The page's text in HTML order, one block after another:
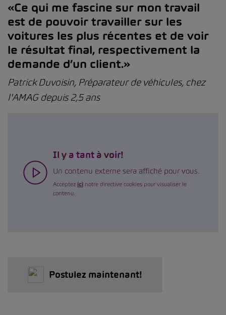
«Ce qui me fascine sur mon travail
est de pouvoir travailler sur les
voitures les plus récentes et de voir
le résultat final, respectivement la
demande d’un client.»
Patrick Duvoisin, Préparateur de véhicules, chez
l'AMAG depuis 2,5 ans
Il y a tant à voir!
Un contenu externe sera affiché pour vous.
Acceptez ici notre directive cookies pour visualiser le
contenu.
Postulez maintenant!